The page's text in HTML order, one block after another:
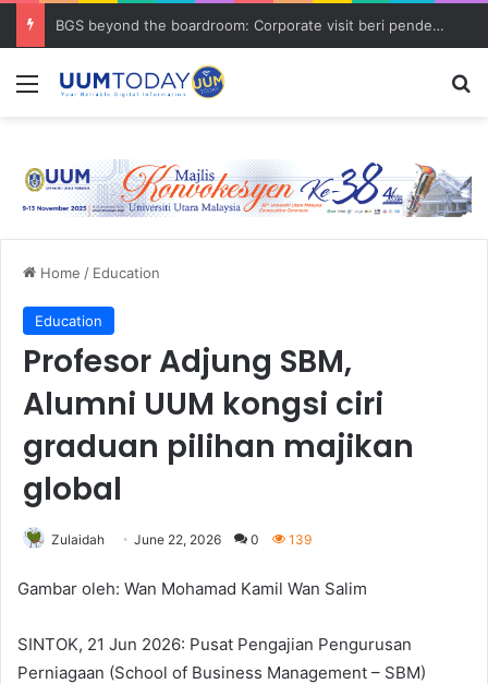
BGS beyond the boardroom: Corporate visit beri pendedahan dunia korporat kepada PELAJAR UUM
Menu
Home / Education
Education
Profesor Adjung SBM,
Alumni UUM kongsi ciri
graduan pilihan majikan
global
Zulaidah June 22, 2026 0 139
Gambar oleh: Wan Mohamad Kamil Wan Salim
SINTOK, 21 Jun 2026: Pusat Pengajian Pengurusan
Perniagaan (School of Business Management – SBM)